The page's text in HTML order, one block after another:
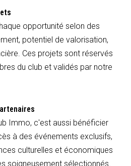
opportunité selon des
potentiel de valorisation,
Ces projets sont réservés
du club et validés par notre
Immo, c'est aussi bénéficier
à des événements exclusifs,
culturelles et économiques
soigneusement sélectionnés.